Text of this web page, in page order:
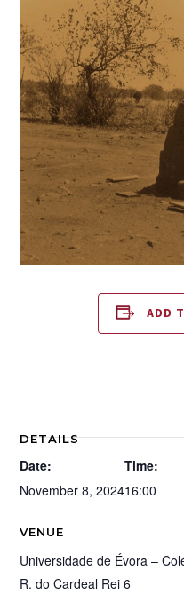
ADD
DETAILS
Date:
November 8, 2024
Time:
16:00
VENUE
Universidade de Évora –
R. do Cardeal Rei 6